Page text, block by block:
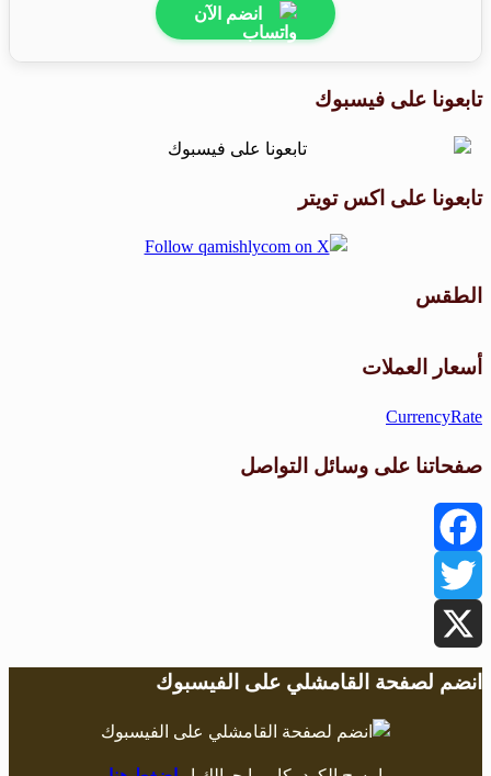
انضم الآن
تابعونا على فيسبوك
تابعونا على اكس تويتر
الطقس
أسعار العملات
CurrencyRate
صفحاتنا على وسائل التواصل
Facebook
Twitter
X
انضم لصفحة القامشلي على الفيسبوك